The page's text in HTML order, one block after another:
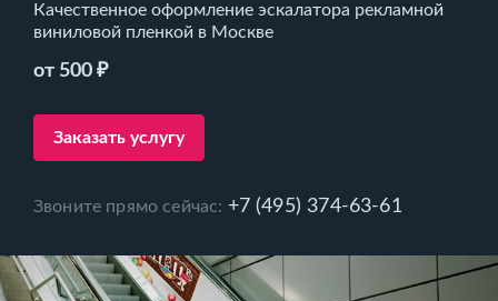
Качественное оформление эскалатора рекламной
виниловой пленкой в Москве
от 500 ₽
Заказать услугу
Звоните прямо сейчас: +7 (495) 374-63-61